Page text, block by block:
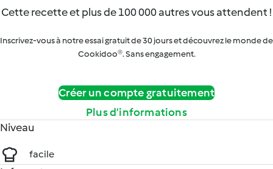
Cette recette et plus de 100 000 autres vous attendent !
Inscrivez-vous à notre essai gratuit de 30 jours et découvrez le monde de
Cookidoo®. Sans engagement.
Créer un compte gratuitement
Plus d’informations
Niveau
facile